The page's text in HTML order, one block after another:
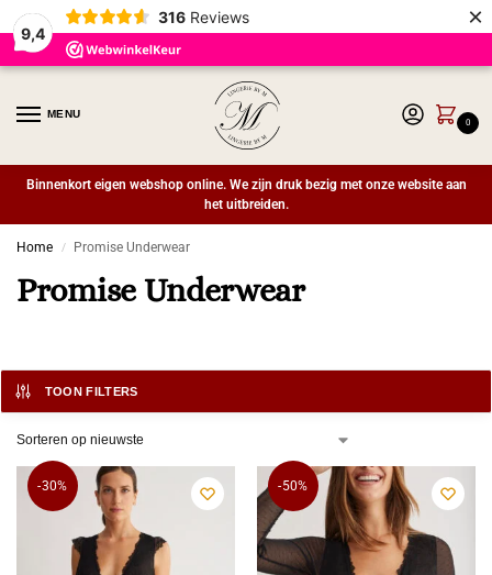
9,4
316 Reviews ×
MENU
0
Binnenkort eigen webshop online. We zijn druk bezig met onze website aan
het uitbreiden.
Home / Promise Underwear
Promise Underwear
TOON FILTERS
-30% -50%